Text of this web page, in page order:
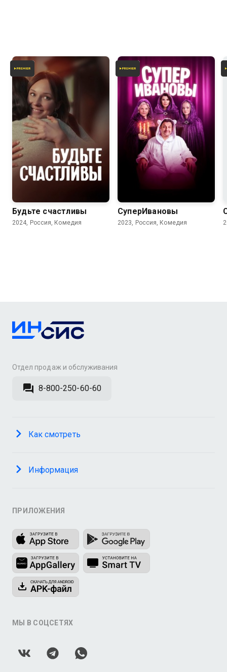
Будьте счастливы
2024, Россия, Комедия
СуперИвановы
2023, Россия, Комедия
Отдел продаж и обслуживания
8-800-250-60-60
Как смотреть
Информация
ПРИЛОЖЕНИЯ
МЫ В СОЦСЕТЯХ